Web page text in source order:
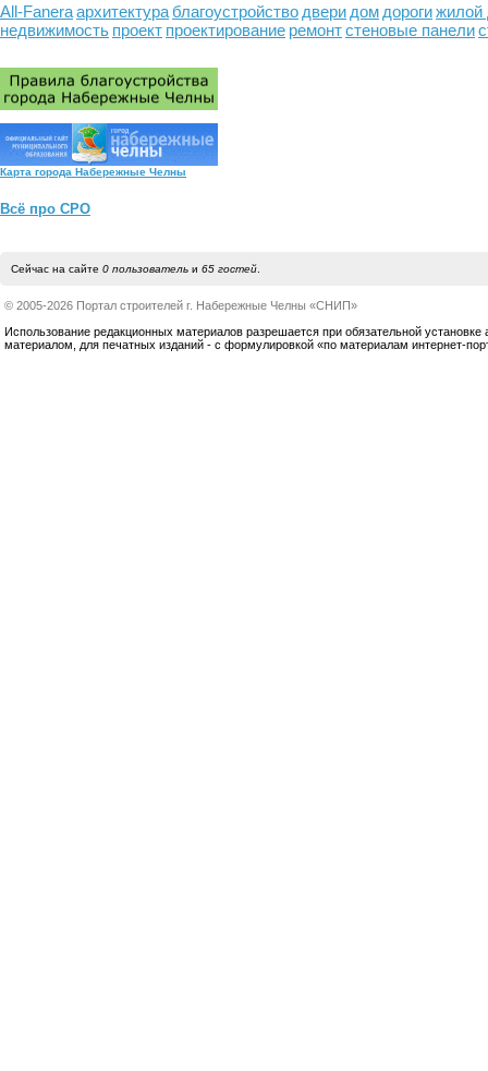
All-Faneraархитектура благоустройство двери дом дорогижилой
недвижимость проект проектирование ремонтстеновые панели
Карта города Набережные Челны
Всё про СРО
Сейчас на сайте 0 пользовательи 65 гостей.
© 2005-2026 Портал строителей г. Набережные Челны «СНИП»
Использование редакционных материалов разрешается при обязательной установке
материалом, для печатных изданий - с формулировкой «по материалам интернет-